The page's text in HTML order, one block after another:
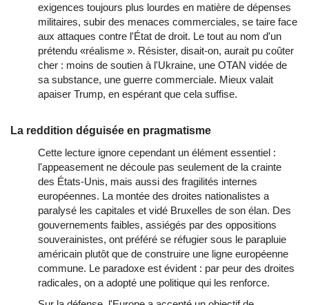
exigences toujours plus lourdes en matière de dépenses
militaires, subir des menaces commerciales, se taire face
aux attaques contre l'État de droit. Le tout au nom d'un
prétendu «réalisme ». Résister, disait-on, aurait pu coûter
cher : moins de soutien à l'Ukraine, une OTAN vidée de
sa substance, une guerre commerciale. Mieux valait
apaiser Trump, en espérant que cela suffise.
La reddition déguisée en pragmatisme
Cette lecture ignore cependant un élément essentiel :
l'appeasement ne découle pas seulement de la crainte
des États-Unis, mais aussi des fragilités internes
européennes. La montée des droites nationalistes a
paralysé les capitales et vidé Bruxelles de son élan. Des
gouvernements faibles, assiégés par des oppositions
souverainistes, ont préféré se réfugier sous le parapluie
américain plutôt que de construire une ligne européenne
commune. Le paradoxe est évident : par peur des droites
radicales, on a adopté une politique qui les renforce.